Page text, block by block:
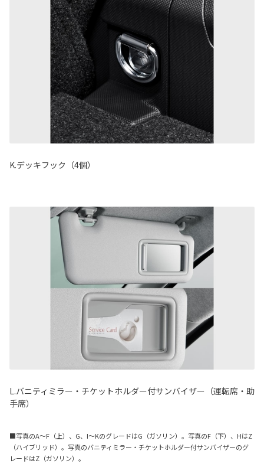
K.デッキフック（4個）
L.バニティミラー・チケットホルダー付サンバイザー（運転席・助
手席）
■写真のA〜F（上）、G、I〜KのグレードはG（ガソリン）。写真のF（下）、HはZ
（ハイブリッド）。写真のバニティミラー・チケットホルダー付サンバイザーのグ
レードはZ（ガソリン）。